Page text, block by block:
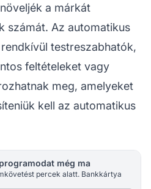
a márkát
számát. Az automatikus
testreszabhatók,
feltételeket vagy
meg, amelyeket
kell az automatikus
még ma
percek alatt. Bankkártya